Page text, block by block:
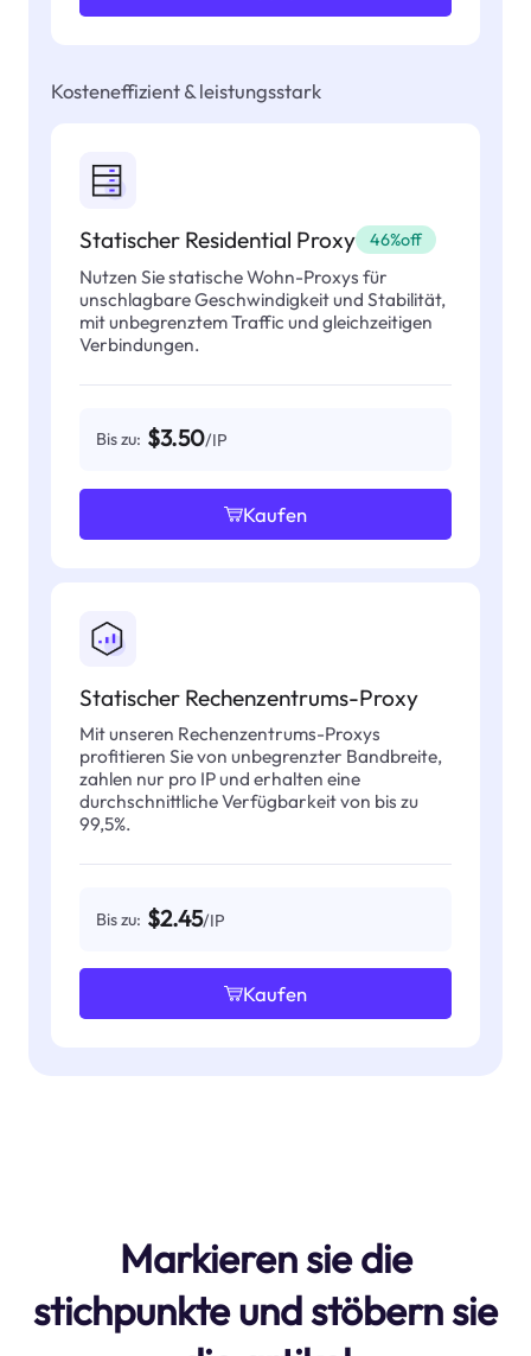
Kosteneffizient & leistungsstark
Statischer Residential Proxy 46%off
Nutzen Sie statische Wohn-Proxys für
unschlagbare Geschwindigkeit und Stabilität,
mit unbegrenztem Traffic und gleichzeitigen
Verbindungen.
Bis zu: $3.50/IP
Kaufen
Statischer Rechenzentrums-Proxy
Mit unseren Rechenzentrums-Proxys
profitieren Sie von unbegrenzter Bandbreite,
zahlen nur pro IP und erhalten eine
durchschnittliche Verfügbarkeit von bis zu
99,5%.
Bis zu: $2.45/IP
Kaufen
Markieren sie die
stichpunkte und stöbern sie